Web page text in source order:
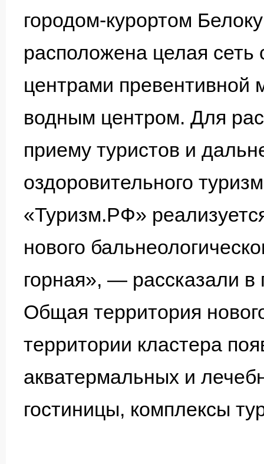
городом-курортом
расположена целая сеть
центрами
водным центром. Для
приему туристов и
оздоровительного
«Туризм.РФ»
нового
горная», — рассказали
Общая территория
территории кластера
акватермальных и
гостиницы, комплексы